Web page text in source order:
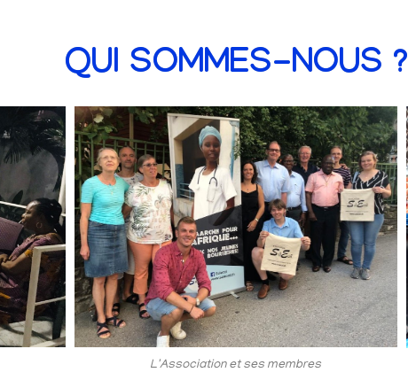
QUI SOMMES-NOUS ?
L'Association et ses membres